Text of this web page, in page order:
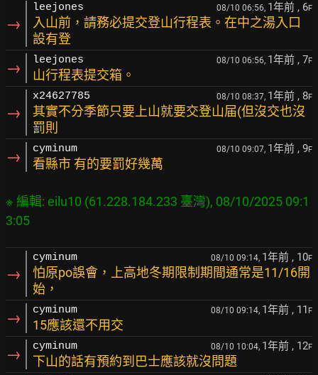
→
leejones 08/10 06:56, 1年前 , 6F
入山前，請務必提交登山行程表。在中之湯入口
設有登
→ leejones 08/10 06:56, 1年前 , 7F
山行程表提交箱。
→
x24627785 08/10 08:37, 1年前 , 8F
其實不分季節只要上山就要交登山届(但沒交也沒
罰則
→ cyminum 08/10 09:07, 1年前 , 9F
看縣市 有的要罰好幾萬
※ 編輯: eilu10 (61.228.184.233 臺灣), 08/10/2025 09:1
→
cyminum 08/10 09:14, 1年前 , 10F
怕原po誤會，上高地冬期限制期間通常是11/16開
始，
→ cyminum 08/10 09:14, 1年前 , 11 F
15應該還不用交
→ cyminum 08/10 10:04, 1年前 , 12F
下山的話有預約到巴士應該就沒問題